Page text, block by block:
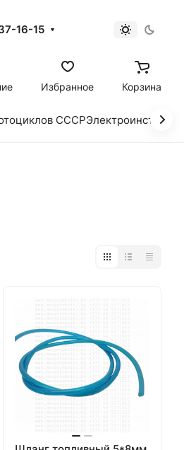
16-15
Избранное Корзина
СССР